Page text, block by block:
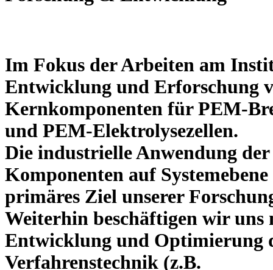
Im Fokus der Arbeiten am
Entwicklung und Erforschung
Kernkomponenten für PEM-
und PEM-Elektrolysezellen.
Die industrielle Anwendung der
Komponenten auf
primäres Ziel unserer
Weiterhin beschäftigen wir uns
Entwicklung und Optimierung
Verfahrenstechnik (z.B.